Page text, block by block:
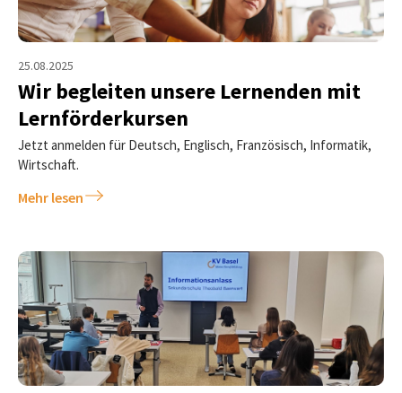
25.08.2025
Wir begleiten unsere Lernenden mit
Lernförderkursen
Jetzt anmelden für Deutsch, Englisch, Französisch, Informatik,
Wirtschaft.
Mehr lesen